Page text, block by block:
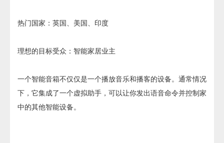
热门国家：英国、美国、印度
理想的目标受众：智能家居业主
一个智能音箱不仅仅是一个播放音乐和播客的设备。通常情况
下，它集成了一个虚拟助手，可以让你发出语音命令并控制家
中的其他智能设备。